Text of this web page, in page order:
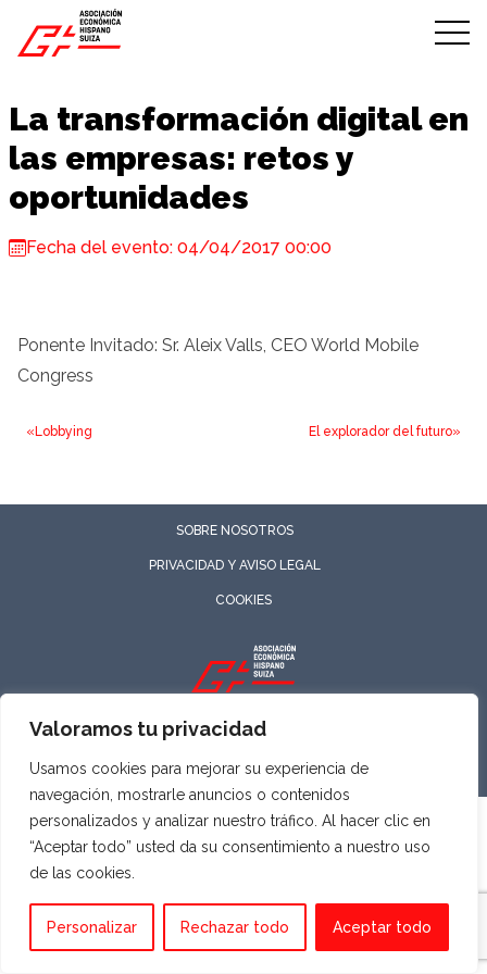
Valoramos tu privacidad
Usamos cookies para mejorar su experiencia de
navegación, mostrarle anuncios o contenidos
personalizados y analizar nuestro tráfico. Al hacer clic en
“Aceptar todo” usted da su consentimiento a nuestro uso
de las cookies.
Personalizar Rechazar todo Aceptar todo
Skip to content
La transformación digital en
las empresas: retos y
oportunidades
Fecha del evento: 04/04/2017 00:00
Ponente Invitado: Sr. Aleix Valls, CEO World Mobile
Congress
«Lobbying El explorador del futuro»
SOBRE NOSOTROS
PRIVACIDAD Y AVISO LEGAL
COOKIES
ASOCIACIÓN ECONÓMICA HISPANO SUIZA
Todos los derechos reservados